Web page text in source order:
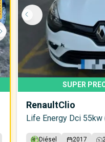
SUPER
RenaultClio
Life Energy Dci 55kw
Diésel 2017